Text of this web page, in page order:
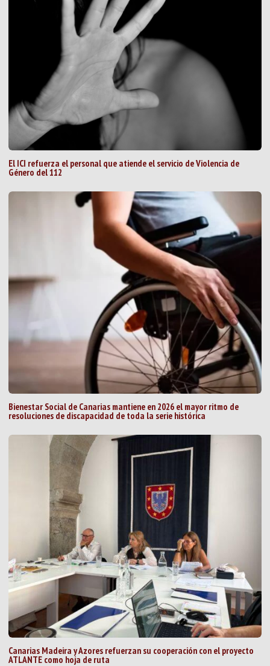
El ICI refuerza el personal que atiende el servicio de Violencia de
Género del 112
Bienestar Social de Canarias mantiene en 2026 el mayor ritmo de
resoluciones de discapacidad de toda la serie histórica
Canarias Madeira y Azores refuerzan su cooperación con el proyecto
ATLANTE como hoja de ruta